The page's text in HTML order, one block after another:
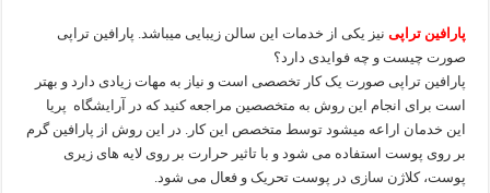
پارافین تراپی نیز یکی از خدمات این سالن زیبایی میباشد. پارافین تراپی
صورت چیست و چه فوایدی دارد؟
پارافین تراپی صورت یک کار تخصصی است و نیاز به مهات زیادی دارد و بهتر
است برای انجام این روش به متخصصین مراجعه کنید که در آرایشگاه پریا
این خدمان اراعه میشود توسط متخصص این کار. در این روش از پارافین گرم
بر روی پوست استفاده می شود و با تاثیر حرارت بر روی لایه های زیری
پوست، کلاژن سازی در پوست تحریک و فعال می شود.